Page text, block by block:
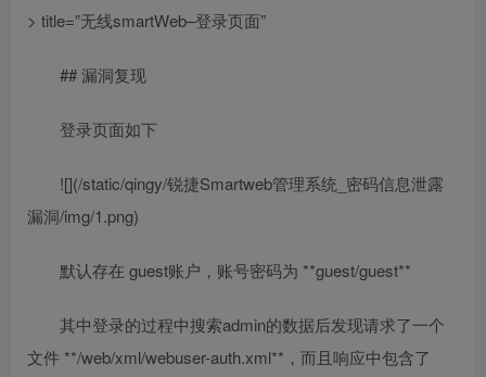
> title=”无线smartWeb–登录页面”
## 漏洞复现
登录页面如下
![](/static/qingy/锐捷Smartweb管理系统_密码信息泄露
漏洞/img/1.png)
默认存在 guest账户，账号密码为 **guest/guest**
其中登录的过程中搜索admin的数据后发现请求了一个
文件 **/web/xml/webuser-auth.xml**，而且响应中包含了